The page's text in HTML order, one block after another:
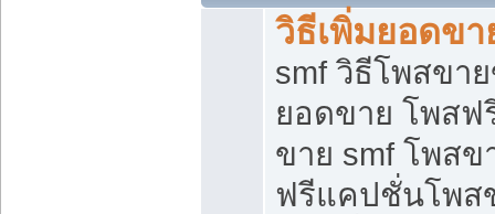
วิธีเพิ่มยอดข
smf วิธีโพสขา
ยอดขาย โพสฟ
ขาย smf โพส
ฟรีแคปชั่นโพส